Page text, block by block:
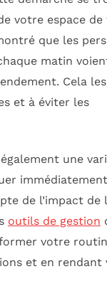
votre espace
que les
matin
Cela
et à éviter les
une
de l’impact de
outils de gestion
votre
et en rendant